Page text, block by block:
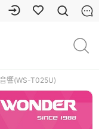
響(WS-T025U)